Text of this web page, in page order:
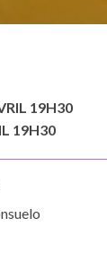
19H30
19H30